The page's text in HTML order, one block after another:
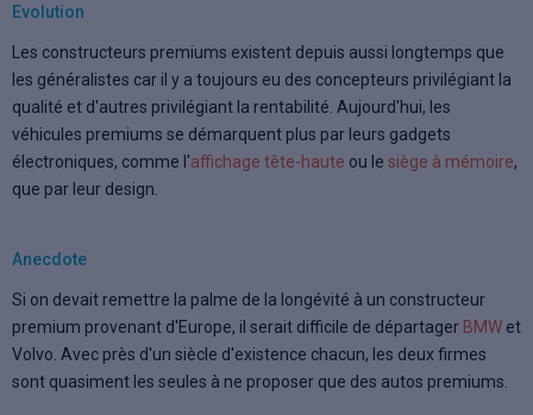
Evolution
Les constructeurs premiums existent depuis aussi longtemps que
les généralistes car il y a toujours eu des concepteurs privilégiant la
qualité et d'autres privilégiant la rentabilité. Aujourd'hui, les
véhicules premiums se démarquent plus par leurs gadgets
électroniques, comme l'affichage tête-haute ou le siège à mémoire,
que par leur design.
Anecdote
Si on devait remettre la palme de la longévité à un constructeur
premium provenant d'Europe, il serait difficile de départager BMW et
Volvo. Avec près d'un siècle d'existence chacun, les deux firmes
sont quasiment les seules à ne proposer que des autos premiums.